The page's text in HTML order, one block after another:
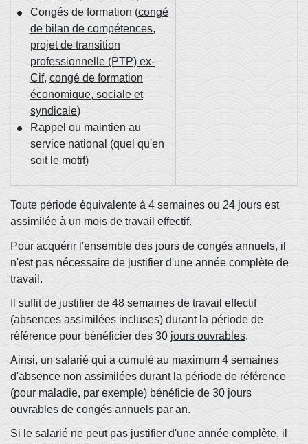
Congés de formation (congé
de bilan de compétences,
projet de transition
professionnelle (PTP) ex-
Cif, congé de formation
économique, sociale et
syndicale)
Rappel ou maintien au
service national (quel qu'en
soit le motif)
Toute période équivalente à 4 semaines ou 24 jours est
assimilée à un mois de travail effectif.
Pour acquérir l'ensemble des jours de congés annuels, il
n'est pas nécessaire de justifier d'une année complète de
travail.
Il suffit de justifier de 48 semaines de travail effectif
(absences assimilées incluses) durant la période de
référence pour bénéficier des 30 jours ouvrables.
Ainsi, un salarié qui a cumulé au maximum 4 semaines
d'absence non assimilées durant la période de référence
(pour maladie, par exemple) bénéficie de 30 jours
ouvrables de congés annuels par an.
Si le salarié ne peut pas justifier d'une année complète, il